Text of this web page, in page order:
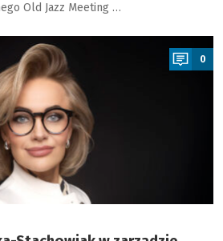
Old Jazz Meeting …
0